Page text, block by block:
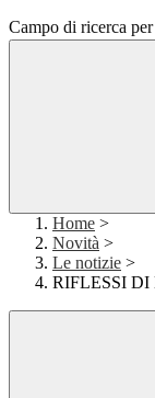
Campo di ricerca
Home >
Novità >
Le notizie >
RIFLESSI DI